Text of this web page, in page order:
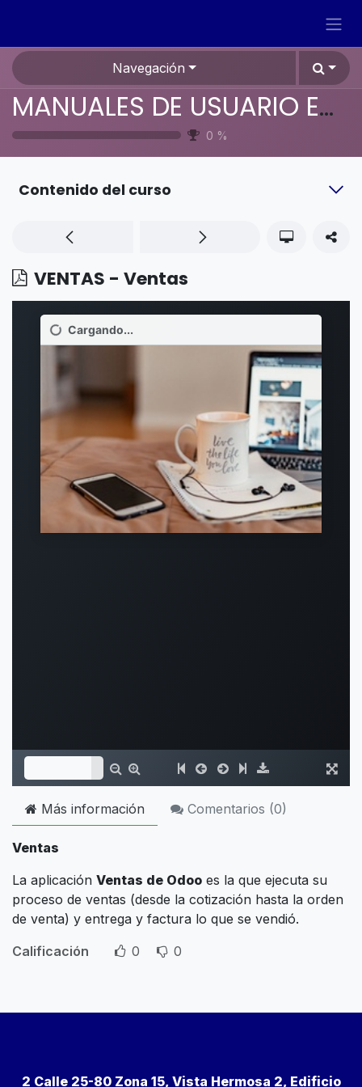
Navegación
MANUALES DE USUARIO EN ESPAÑOL ODOO 19
0 %
Contenido del curso
VENTAS - Ventas
Más información Comentarios (0)
Ventas
La aplicación Ventas de Odoo es la que ejecuta su
proceso de ventas (desde la cotización hasta la orden
de venta) y entrega y factura lo que se vendió.
Calificación
0 0
2 Calle 25-80 Zona 15, Vista Hermosa 2, Edificio